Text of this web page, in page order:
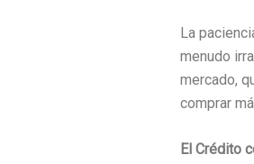
La
menudo
mercado,
comprar
El Crédito